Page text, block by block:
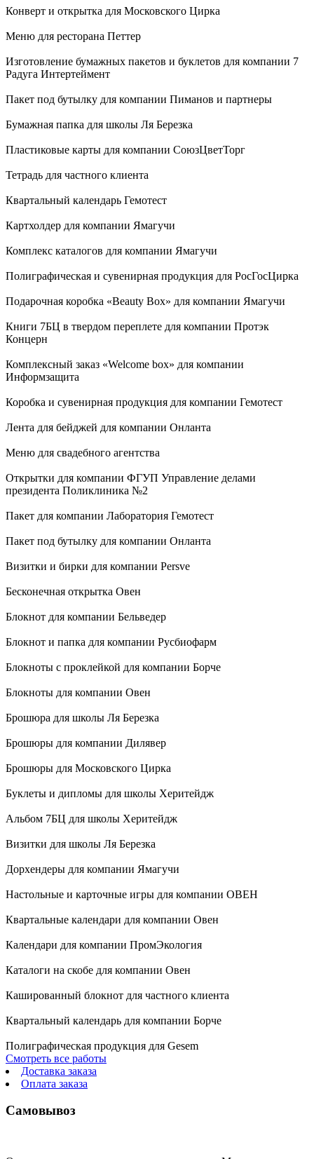
Конверт и открытка для Московского Цирка
Меню для ресторана Петтер
Изготовление бумажных пакетов и буклетов для компании 7
Радуга Интертеймент
Пакет под бутылку для компании Пиманов и партнеры
Бумажная папка для школы Ля Березка
Пластиковые карты для компании СоюзЦветТорг
Тетрадь для частного клиента
Квартальный календарь Гемотест
Картхолдер для компании Ямагучи
Комплекс каталогов для компании Ямагучи
Полиграфическая и сувенирная продукция для РосГосЦирка
Подарочная коробка «Beauty Box» для компании Ямагучи
Книги 7БЦ в твердом переплете для компании Протэк
Концерн
Комплексный заказ «Welcome box» для компании
Информзащита
Коробка и сувенирная продукция для компании Гемотест
Лента для бейджей для компании Онланта
Меню для свадебного агентства
Открытки для компании ФГУП Управление делами
президента Поликлиника №2
Пакет для компании Лаборатория Гемотест
Пакет под бутылку для компании Онланта
Визитки и бирки для компании Persve
Бесконечная открытка Овен
Блокнот для компании Бельведер
Блокнот и папка для компании Русбиофарм
Блокноты с проклейкой для компании Борче
Блокноты для компании Овен
Брошюра для школы Ля Березка
Брошюры для компании Дилявер
Брошюры для Московского Цирка
Буклеты и дипломы для школы Херитейдж
Альбом 7БЦ для школы Херитейдж
Визитки для школы Ля Березка
Дорхендеры для компании Ямагучи
Настольные и карточные игры для компании ОВЕН
Квартальные календари для компании Овен
Календари для компании ПромЭкология
Каталоги на скобе для компании Овен
Кашированный блокнот для частного клиента
Квартальный календарь для компании Борче
Полиграфическая продукция для Gesem
Смотреть все работы
Доставка заказа
Оплата заказа
Самовывоз